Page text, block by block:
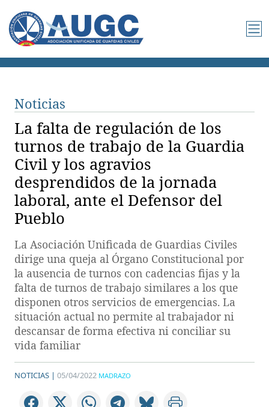
Noticias
La falta de regulación de los
turnos de trabajo de la Guardia
Civil y los agravios
desprendidos de la jornada
laboral, ante el Defensor del
Pueblo
La Asociación Unificada de Guardias Civiles
dirige una queja al Órgano Constitucional por
la ausencia de turnos con cadencias fijas y la
falta de turnos de trabajo similares a los que
disponen otros servicios de emergencias. La
situación actual no permite al trabajador ni
descansar de forma efectiva ni conciliar su
vida familiar
NOTICIAS | 05/04/2022 MADRAZO